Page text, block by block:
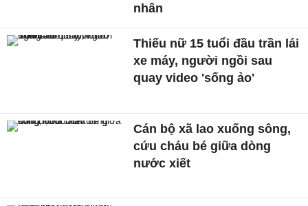
nhân
Thiếu nữ 15 tuổi đầu trần lái
xe máy, người ngồi sau
quay video 'sống ảo'
Cán bộ xã lao xuống sông,
cứu cháu bé giữa dòng
nước xiết